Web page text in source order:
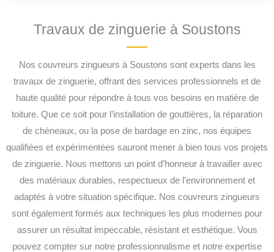
Travaux de zinguerie à Soustons
Nos couvreurs zingueurs à Soustons sont experts dans les
travaux de zinguerie, offrant des services professionnels et de
haute qualité pour répondre à tous vos besoins en matière de
toiture. Que ce soit pour l’installation de gouttières, la réparation
de chéneaux, ou la pose de bardage en zinc, nos équipes
qualifiées et expérimentées sauront mener à bien tous vos projets
de zinguerie. Nous mettons un point d’honneur à travailler avec
des matériaux durables, respectueux de l’environnement et
adaptés à votre situation spécifique. Nos couvreurs zingueurs
sont également formés aux techniques les plus modernes pour
assurer un résultat impeccable, résistant et esthétique. Vous
pouvez compter sur notre professionnalisme et notre expertise